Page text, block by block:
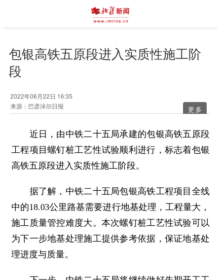
包银高铁五原段进入实质性施工阶
段
2022年06月22日 16:35
来源：巴彦淖尔日报
更多
近日，由中铁二十五局承建的包银高铁五原段
工程项目螺钉桩工艺性试验顺利进行，标志着包银
高铁五原段进入实质性施工阶段。
据了解，中铁二十五局包银高铁工程项目全线
中的18.03公里路基需要进行地基处理，工程量大，
施工质量管控难度大。本次螺钉桩工艺性试验可以
为下一步地基处理施工提供参考依据，保证地基处
理进度与质量。